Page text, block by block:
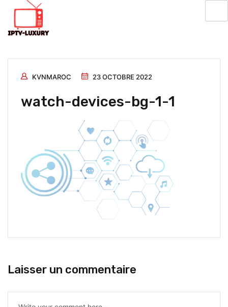
KVNMAROC 23 OCTOBRE 2022
watch-devices-bg-1-1
Laisser un commentaire